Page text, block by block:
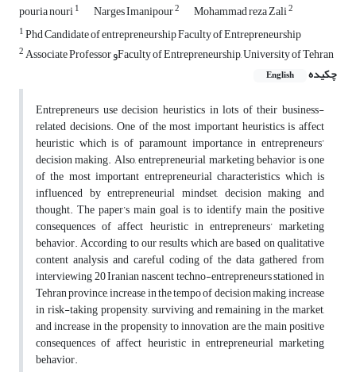
pouria nouri1 Narges Imanipour2 Mohammad reza Zali2
1Phd Candidate of entrepreneurship Faculty of Entrepreneurship
2
Associate Professor وFaculty of Entrepreneurship, University of Tehran
چکیده
English
Entrepreneurs use decision heuristics in lots of their business-
related decisions. One of the most important heuristics is affect
heuristic which is of paramount importance in entrepreneurs’
decision making. Also, entrepreneurial marketing behavior is one
of the most important entrepreneurial characteristics which is
influenced by entrepreneurial mindset, decision making and
thought. The paper’s main goal is to identify main the positive
consequences of affect heuristic in entrepreneurs’ marketing
behavior. According to our results which are based on qualitative
content analysis and careful coding of the data gathered from
interviewing 20 Iranian nascent techno-entrepreneurs stationed in
Tehran province, increase in the tempo of decision making, increase
in risk-taking propensity, surviving and remaining in the market,
and increase in the propensity to innovation are the main positive
consequences of affect heuristic in entrepreneurial marketing
behavior.